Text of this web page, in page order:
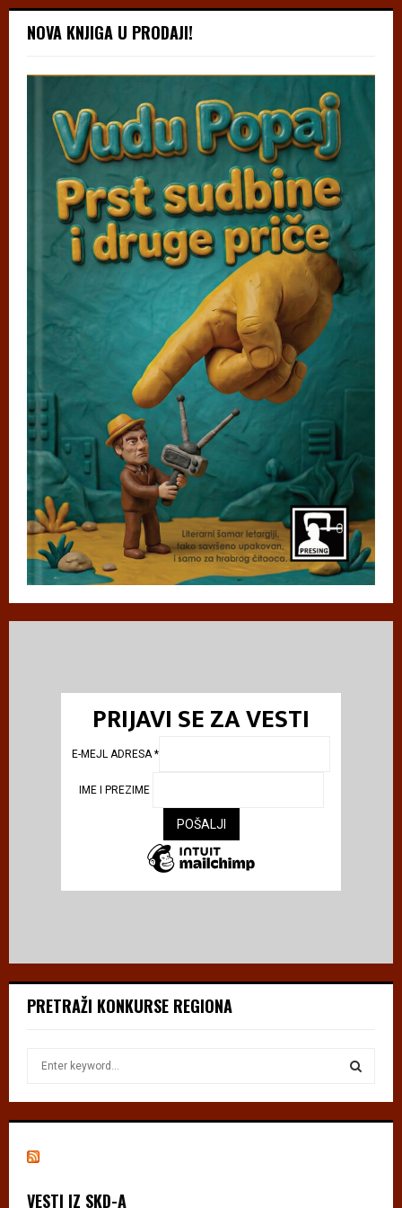
NOVA KNJIGA U PRODAJI!
PRIJAVI SE ZA VESTI
E-MEJL ADRESA*
IME I PREZIME
PRETRAŽI KONKURSE REGIONA
h
S
VESTI IZ SKD-A